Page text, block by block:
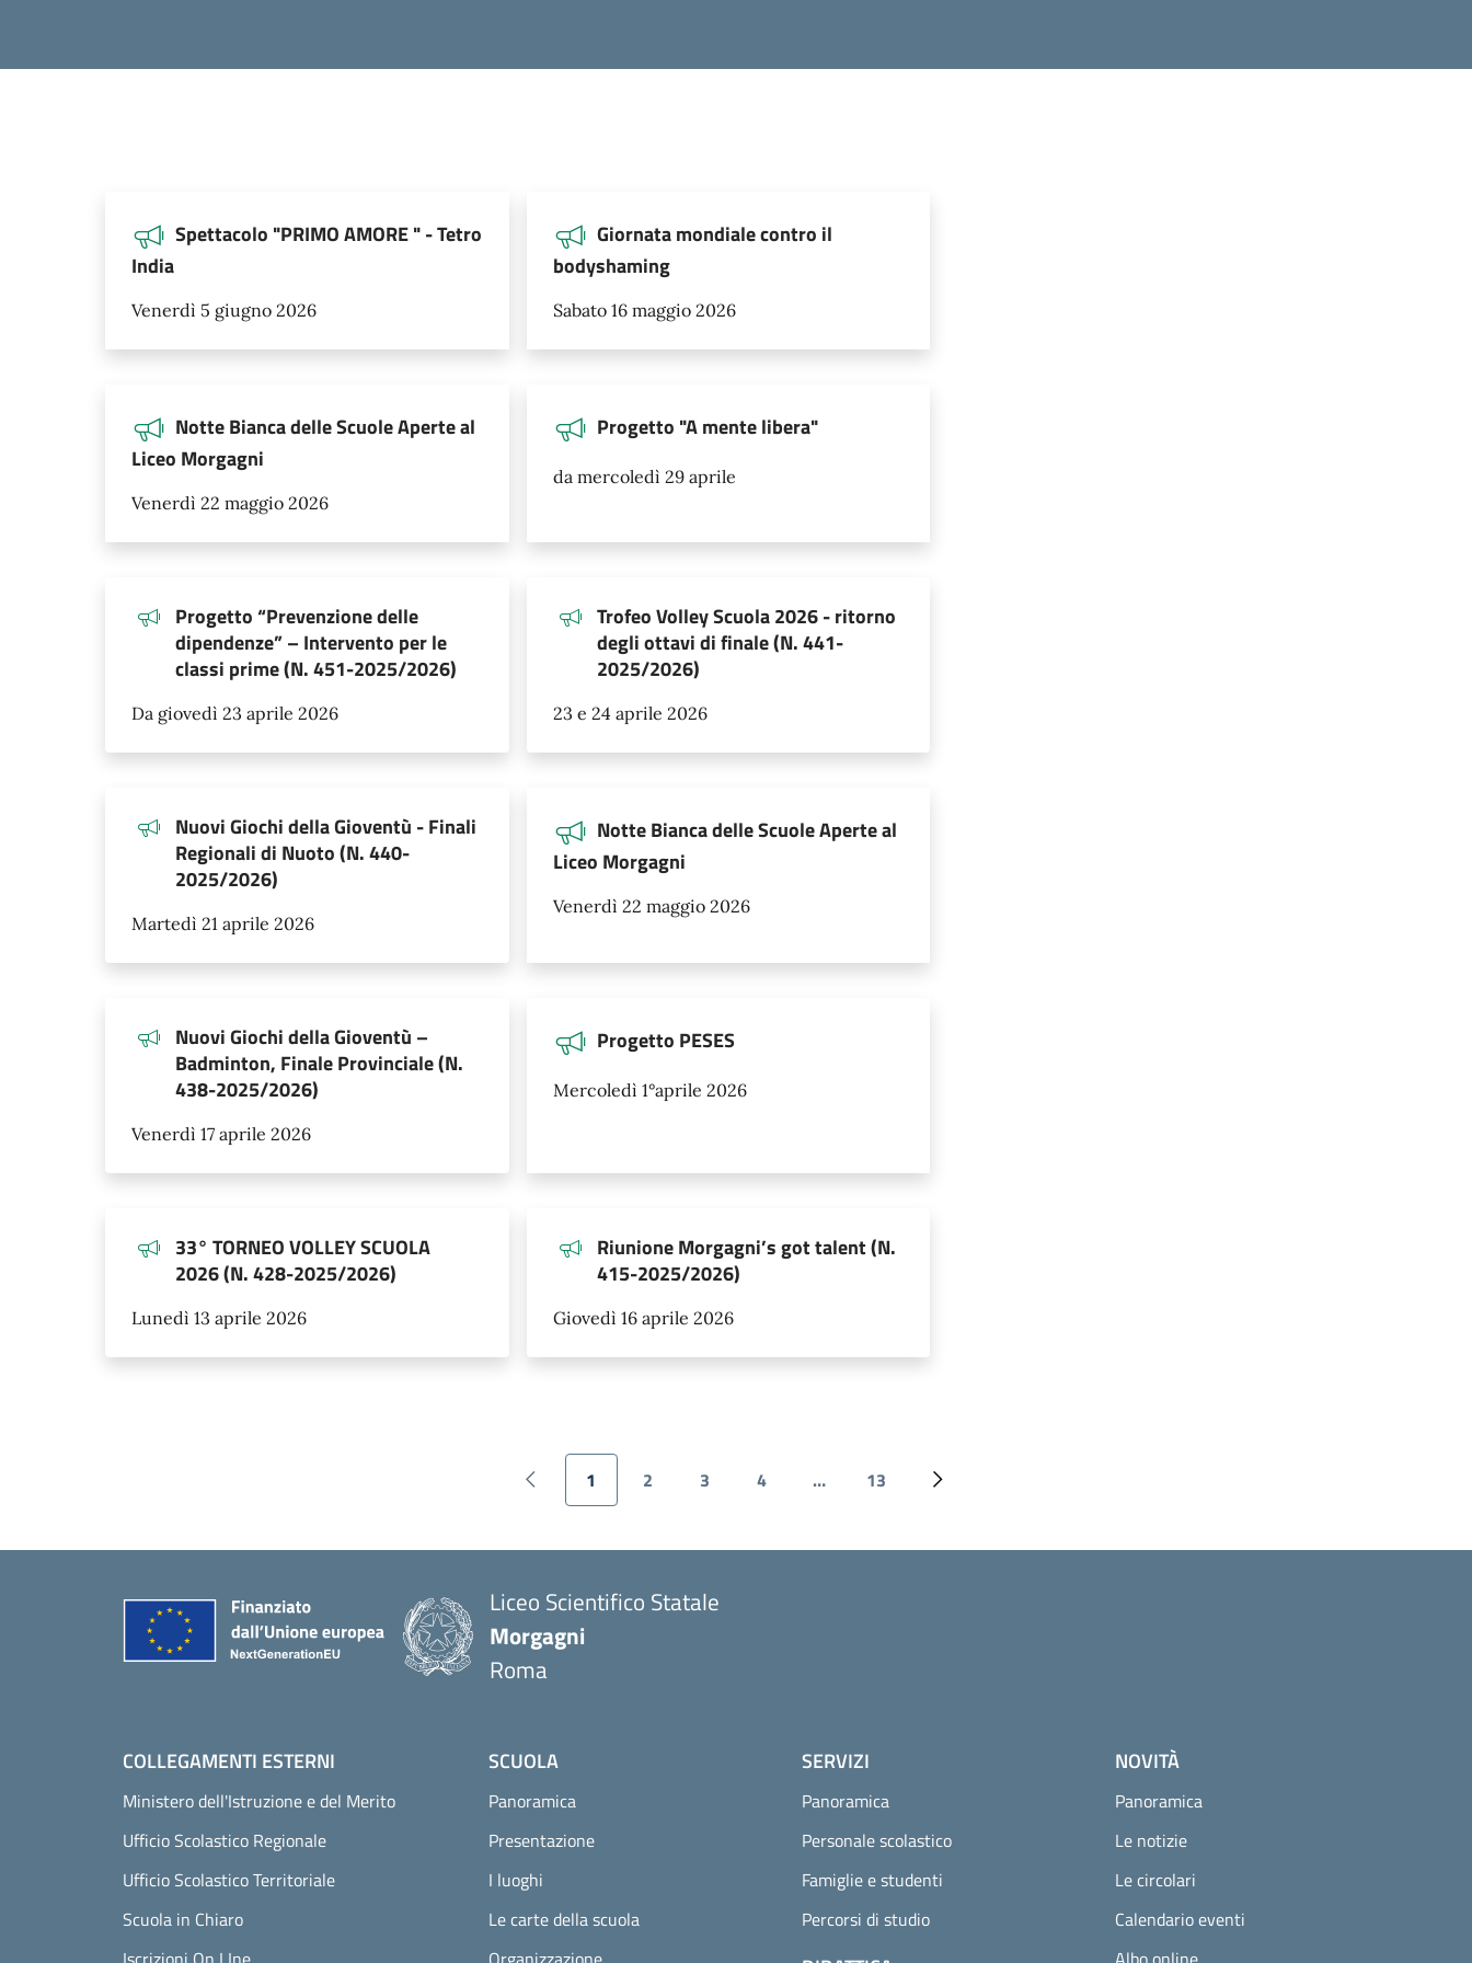
Spettacolo "PRIMO AMORE " - Tetro
India
Venerdì 5 giugno 2026
Giornata mondiale contro il
bodyshaming
Sabato 16 maggio 2026
Notte Bianca delle Scuole Aperte al
Liceo Morgagni
Venerdì 22 maggio 2026
Progetto "A mente libera"
da mercoledì 29 aprile
Progetto “Prevenzione delle
dipendenze” – Intervento per le
classi prime (N. 451-2025/2026)
Da giovedì 23 aprile 2026
Trofeo Volley Scuola 2026 - ritorno
degli ottavi di finale (N. 441-
2025/2026)
23 e 24 aprile 2026
Nuovi Giochi della Gioventù - Finali
Regionali di Nuoto (N. 440-
2025/2026)
Martedì 21 aprile 2026
Notte Bianca delle Scuole Aperte al
Liceo Morgagni
Venerdì 22 maggio 2026
Nuovi Giochi della Gioventù –
Badminton, Finale Provinciale (N.
438-2025/2026)
Venerdì 17 aprile 2026
Progetto PESES
Mercoledì 1°aprile 2026
33° TORNEO VOLLEY SCUOLA
2026 (N. 428-2025/2026)
Lunedì 13 aprile 2026
Riunione Morgagni’s got talent (N.
415-2025/2026)
Giovedì 16 aprile 2026
Pagina precedente
Pagina attuale
1
Pagina
2
Pagina
3
Pagina
4 …
Ultima pagina
13
Pagina successiva
Liceo Scientifico Statale
Morgagni
Roma
COLLEGAMENTI ESTERNI
Ministero dell'Istruzione e del Merito
Ufficio Scolastico Regionale
Ufficio Scolastico Territoriale
Scuola in Chiaro
SCUOLA
Panoramica
Presentazione
I luoghi
Le carte della scuola
SERVIZI
Panoramica
Personale scolastico
Famiglie e studenti
Percorsi di studio
NOVITÀ
Panoramica
Le notizie
Le circolari
Calendario eventi